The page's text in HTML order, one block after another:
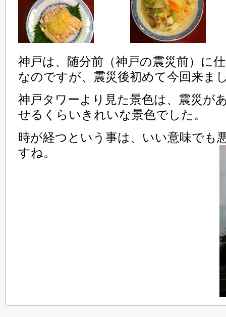
神戸は、随分前（神戸の震災前）に
なのですが、震災後初めて今回来ま
神戸タワーより見た景色は、震災が
せるくらいきれいな景色でした。
時が経つという事は、いい意味でも
すね。